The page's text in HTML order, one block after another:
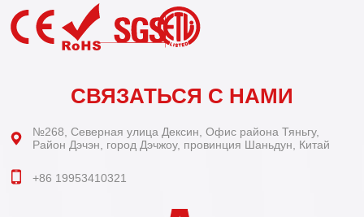
СВЯЗАТЬСЯ С НАМИ
№268, Северная улица Дексин, Офис района Тяньгу,
Район Дэчэн, город Дэчжоу, провинция Шаньдун, Китай
+86 19953410321